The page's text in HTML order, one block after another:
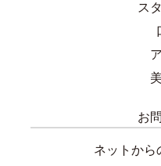
ス
お
ネットから